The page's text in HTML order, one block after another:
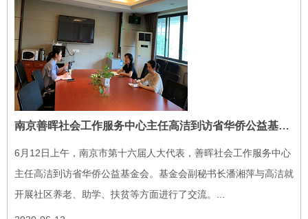
南京善晖社会工作服务中心主任高洁到访省华侨公益基金会
6月12日上午，南京市第十六届人大代表，善晖社会工作服务中心
主任高洁到访省华侨公益基金会。基金会副秘书长潘湘萍与高洁就
开展社区养老、助学、扶贫等方面进行了交流。...